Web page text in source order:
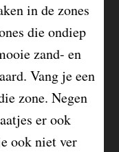
in de zones
die ondiep
zand- en
Vang je een
zone. Negen
er ook
ook niet ver